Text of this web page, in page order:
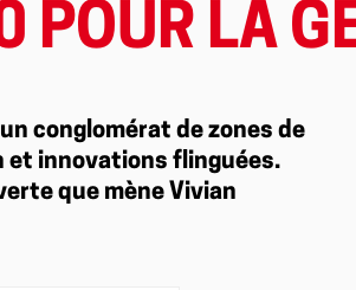
POUR LA
conglomérat de zones de
et innovations flinguées.
que mène Vivian